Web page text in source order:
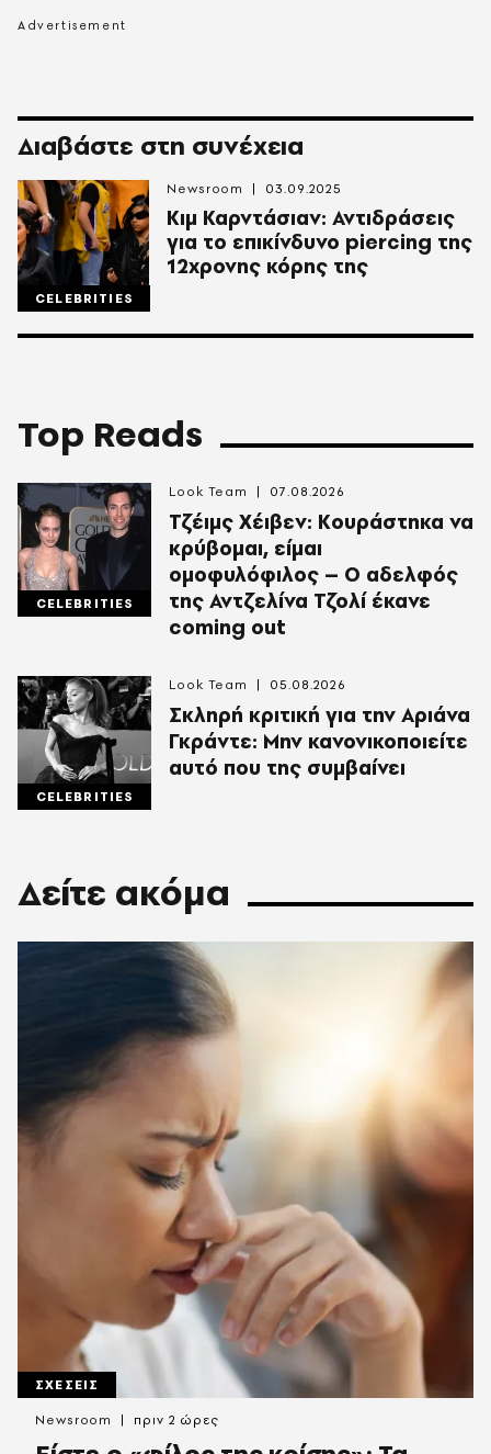
Διαβάστε στη συνέχεια
CELEBRITIES
Κιμ Καρντάσιαν: Αντιδράσεις
για το επικίνδυνο piercing της
12χρονης κόρης της
Newsroom 03.09.2025
Top Reads
CELEBRITIES
Τζέιμς Χέιβεν: Κουράστηκα να
κρύβομαι, είμαι
ομοφυλόφιλος – Ο αδελφός
της Αντζελίνα Τζολί έκανε
coming out
Look Team 07.08.2026
CELEBRITIES
Σκληρή κριτική για την Αριάνα
Γκράντε: Μην κανονικοποιείτε
αυτό που της συμβαίνει
Look Team 05.08.2026
Δείτε ακόμα
ΣΧΕΣΕΙΣ
Newsroom πριν 2 ώρες